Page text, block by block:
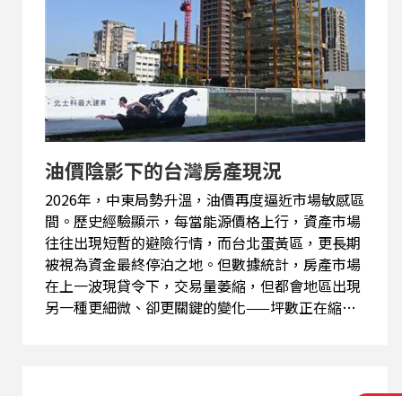
段時間最危險的，不是食物本身，而是『放著』這
件事。」清明到端午之間，溫度反覆，食物一進一
出危險溫度帶，細菌不是慢慢長，是用跳躍式的方
式在繁殖。很多人會把問題歸咎在食材，但真正決
勝負的是流程。刀跟砧板有沒有分開？熟食有沒有
放太久？冷藏是不是只是「有冰就好」？這些細
節，比你吃的是高級餐廳還是路邊攤更關鍵。 另外
一個容易混淆的，是旅遊時的...
油價陰影下的台灣房產現況
2026年，中東局勢升溫，油價再度逼近市場敏感區
間。歷史經驗顯示，每當能源價格上行，資產市場
往往出現短暫的避險行情，而台北蛋黃區，更長期
被視為資金最終停泊之地。但數據統計，房產市場
在上一波現貸令下，交易量萎縮，但都會地區出現
另一種更細微、卻更關鍵的變化——坪數正在縮